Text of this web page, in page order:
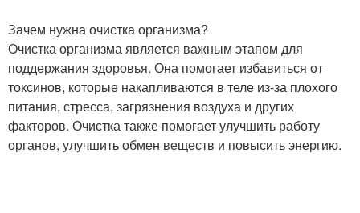
Зачем нужна очистка организма?
Очистка организма является важным этапом для
поддержания здоровья. Она помогает избавиться от
токсинов, которые накапливаются в теле из-за плохого
питания, стресса, загрязнения воздуха и других
факторов. Очистка также помогает улучшить работу
органов, улучшить обмен веществ и повысить энергию.